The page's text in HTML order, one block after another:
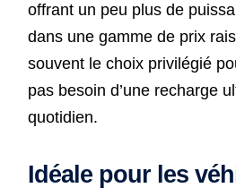
offrant un peu plus de
dans une gamme de prix
souvent le choix privilégié
pas besoin d’une recharge
quotidien.
Idéale pour les